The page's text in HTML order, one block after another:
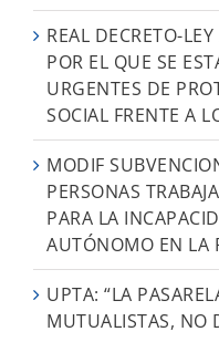
REAL DECRETO-
POR EL QUE SE
URGENTES DE
SOCIAL FRENTE A
MODIF
PERSONAS
PARA LA
AUTÓNOMO EN LA
UPTA: “LA
MUTUALISTAS, NO